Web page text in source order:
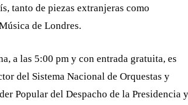
tanto de piezas extranjeras como
de Londres.
a las 5:00 pm y con entrada gratuita, es
del Sistema Nacional de Orquestas y
Popular del Despacho de la Presidencia y